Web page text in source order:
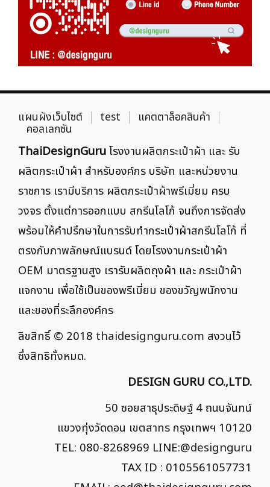
แผนผังเว็บไซต์ test แคตตาล็อคสินค้า
คอลเลกชัน
ThaiDesignGuruโรงงานผลิตกระเป๋าผ้า และ รับ
ผลิตกระเป๋าผ้า สำหรับองค์กร บริษัท และหน่วยงาน
ราชการ เรามีบริการ ผลิตกระเป๋าผ้าพรีเมี่ยม ครบ
วงจร ตั้งแต่การออกแบบ สกรีนโลโก้ จนถึงการจัดส่ง
พร้อมให้คำปรึกษาในการรับทำกระเป๋าผ้าสกรีนโลโก้ ที่
ตรงกับภาพลักษณ์แบรนด์ โดยโรงงานกระเป๋าผ้า
OEM มาตรฐานสูง เรารับผลิตถุงผ้า และ กระเป๋าผ้า
แจกงาน เพื่อใช้เป็นของพรีเมี่ยม ของขวัญพนักงาน
และของที่ระลึกองค์กร
ลิขสิทธิ์ © 2018 thaidesignguru.com สงวนไว้
ซึ่งสิทธิทั้งหมด.
DESIGN GURU CO.,LTD.
50 ซอยสาธุประดิษฐ์ 4 ถนนจันทน์
แขวงทุ่งวัดดอน เขตสาทร กรุงเทพฯ 10120
TEL: 080-8268969 LINE:@designguru
TAX ID : 0105561057731